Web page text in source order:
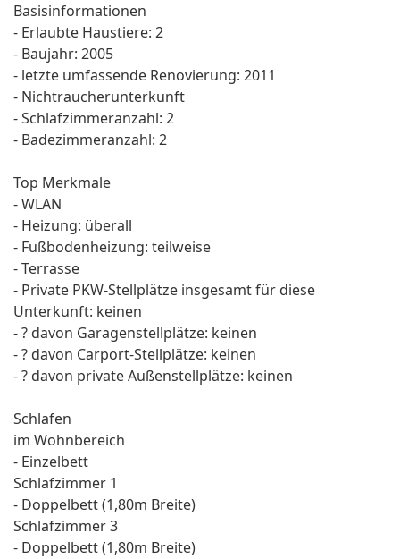
Basisinformationen
- Erlaubte Haustiere: 2
- Baujahr: 2005
- letzte umfassende Renovierung: 2011
- Nichtraucherunterkunft
- Schlafzimmeranzahl: 2
- Badezimmeranzahl: 2
Top Merkmale
- WLAN
- Heizung: überall
- Fußbodenheizung: teilweise
- Terrasse
- Private PKW-Stellplätze insgesamt für diese
Unterkunft: keinen
- ? davon Garagenstellplätze: keinen
- ? davon Carport-Stellplätze: keinen
- ? davon private Außen­stellplätze: keinen
Schlafen
im Wohnbereich
- Einzelbett
Schlafzimmer 1
- Doppelbett (1,80m Breite)
Schlafzimmer 3
- Doppelbett (1,80m Breite)